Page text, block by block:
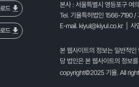
드
드
본사 : 서울특별시 영등포구 여
Tel. 기율특허법인 1566-7190
E-mail. kiyul@kiyul.co.kr| 사
본 웹사이트의 정보는 일반적
당 법인은 본 웹사이트의 정보
copyright©2025 기율. All